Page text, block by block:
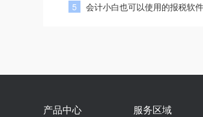
5 会计小白也可以使用的报税软
产品中心 服务区域